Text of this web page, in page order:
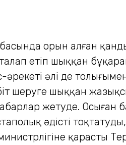
басында орын алған
етіп шыққан
әлі де
шеруге шыққан
жетуде. Осыған
әдісті
қарасты